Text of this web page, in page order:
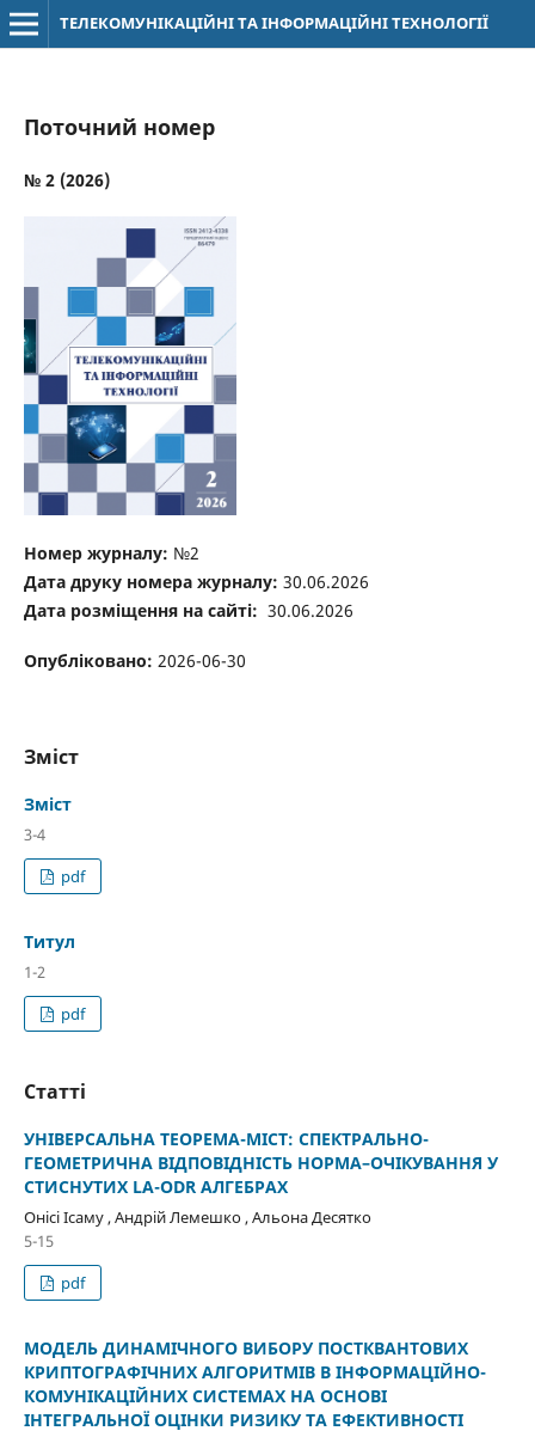
ТЕЛЕКОМУНІКАЦІЙНІ ТА ІНФОРМАЦІЙНІ ТЕХНОЛОГІЇ
Поточний номер
№ 2 (2026)
Номер журналу: №2
Дата друку номера журналу: 30.06.2026
Дата розміщення на сайті: 30.06.2026
Опубліковано: 2026-06-30
Зміст
Зміст
3-4
pdf
Титул
1-2
pdf
Статті
УНІВЕРСАЛЬНА ТЕОРЕМА-МІСТ: СПЕКТРАЛЬНО-
ГЕОМЕТРИЧНА ВІДПОВІДНІСТЬ НОРМА–ОЧІКУВАННЯ У
СТИСНУТИХ LA-ODR АЛГЕБРАХ
Онісі Ісаму , Андрій Лемешко , Альона Десятко
5-15
pdf
МОДЕЛЬ ДИНАМІЧНОГО ВИБОРУ ПОСТКВАНТОВИХ
КРИПТОГРАФІЧНИХ АЛГОРИТМІВ В ІНФОРМАЦІЙНО-
КОМУНІКАЦІЙНИХ СИСТЕМАХ НА ОСНОВІ
ІНТЕГРАЛЬНОЇ ОЦІНКИ РИЗИКУ ТА ЕФЕКТИВНОСТІ